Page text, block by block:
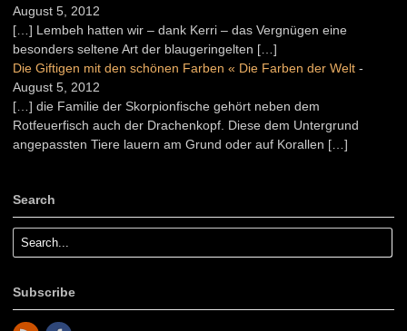
August 5, 2012
[…] Lembeh hatten wir – dank Kerri – das Vergnügen eine
besonders seltene Art der blaugeringelten […]
Die Giftigen mit den schönen Farben « Die Farben der Welt -
August 5, 2012
[…] die Familie der Skorpionfische gehört neben dem
Rotfeuerfisch auch der Drachenkopf. Diese dem Untergrund
angepassten Tiere lauern am Grund oder auf Korallen […]
Search
Subscribe